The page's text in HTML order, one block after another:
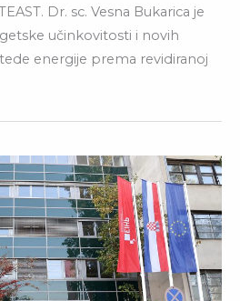
Dr. sc. Vesna Bukarica je
učinkovitosti i novih
energije prema revidiranoj